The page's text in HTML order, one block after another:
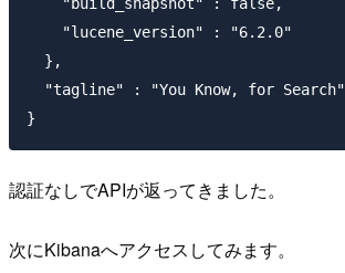
    "lucene_version" : "6.2.0"
  },
  "tagline" : "You Know, for Search"
認証なしでAPIが返ってきました。
次にKibanaへアクセスしてみます。